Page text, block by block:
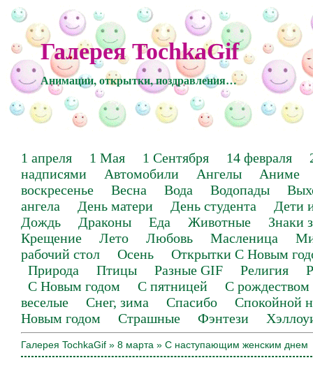
Галерея TochkaGif
Анимации, открытки, поздравления…
1 апреля 1 Мая 1 Сентября 14 февраля
надписями
Автомобили Ангелы
Аниме
воскресенье
Весна Вода Водопады
ангела
День матери День студента
Дети
Дождь
Драконы Еда Животные
Знаки
Крещение
Лето Любовь Масленица
рабочий стол
Осень
Открытки С Новым
Природа
Птицы Разные GIF Религия
С Новым годом
С пятницей
С рождеством
веселые
Снег, зима Спасибо
Спокойной
Новым годом
Страшные Фэнтези
Галерея TochkaGif » 8 марта » С наступающим женским днем